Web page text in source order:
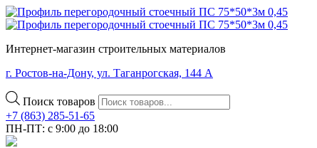
Интернет-магазин строительных материалов
г. Ростов-на-Дону, ул. Таганрогская, 144 А
Поиск товаров
+7 (863) 285-51-65
ПН-ПТ: с 9:00 до 18:00